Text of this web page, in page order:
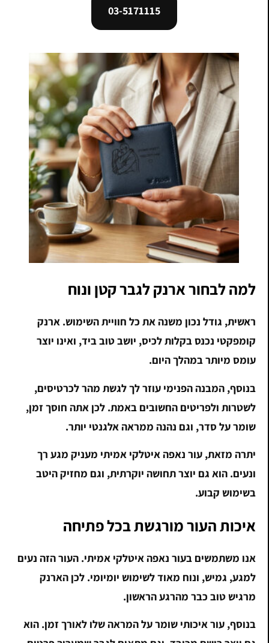
03-5171115
למה לבחור ארנק לגבר קטן ונוח
ראשית, גודל נכון משנה את כל חוויית השימוש. ארנק
קומפקטי נכנס בקלות לכיס, יושב טוב ביד, ואינו יוצר
עומס מיותר במהלך היום.
בנוסף, המבנה הפנימי עוזר לך לגשת מהר לכרטיסים,
לשטרות ולפריטים החשובים באמת. לכן אתה חוסך זמן,
שומר על סדר, וגם נהנה ממראה אלגנטי יותר.
יתרה מזאת, עור נאפה איטלקי אמיתי מעניק מגע רך
ונעים. הוא גם יוצר תחושה יוקרתית, וגם מחזיק היטב
בשימוש קבוע.
איכות העור מורגשת בכל פתיחה
אנו משתמשים בעור נאפה איטלקי אמיתי. העור הזה נעים
למגע, גמיש, ונוח מאוד לשימוש יומיומי. לכן הארנק
מרגיש טוב כבר מהרגע הראשון.
בנוסף, עור איכותי שומר על המראה שלו לאורך זמן. הוא